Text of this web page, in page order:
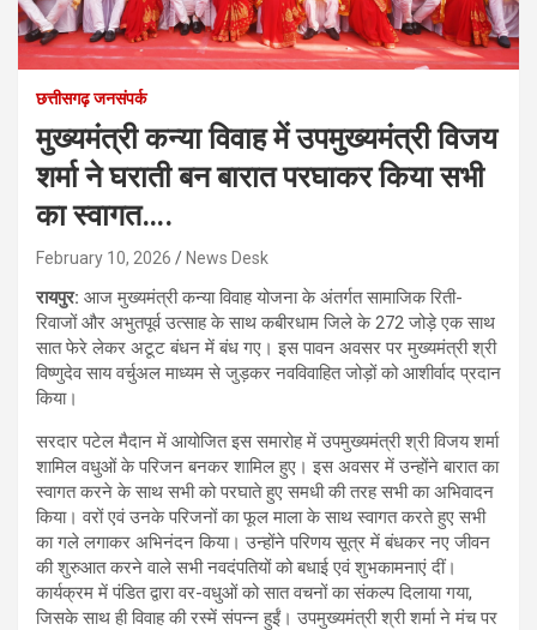
छत्तीसगढ़ जनसंपर्क
मुख्यमंत्री कन्या विवाह में उपमुख्यमंत्री विजय
शर्मा ने घराती बन बारात परघाकर किया सभी
का स्वागत….
February 10, 2026 News Desk
रायपुर: आज मुख्यमंत्री कन्या विवाह योजना के अंतर्गत सामाजिक रिती-
रिवाजों और अभुतपूर्व उत्साह के साथ कबीरधाम जिले के 272 जोड़े एक साथ
सात फेरे लेकर अटूट बंधन में बंध गए। इस पावन अवसर पर मुख्यमंत्री श्री
विष्णुदेव साय वर्चुअल माध्यम से जुड़कर नवविवाहित जोड़ों को आशीर्वाद प्रदान
किया।
सरदार पटेल मैदान में आयोजित इस समारोह में उपमुख्यमंत्री श्री विजय शर्मा
शामिल वधुओं के परिजन बनकर शामिल हुए। इस अवसर में उन्होंने बारात का
स्वागत करने के साथ सभी को परघाते हुए समधी की तरह सभी का अभिवादन
किया। वरों एवं उनके परिजनों का फूल माला के साथ स्वागत करते हुए सभी
का गले लगाकर अभिनंदन किया। उन्होंने परिणय सूत्र में बंधकर नए जीवन
की शुरुआत करने वाले सभी नवदंपतियों को बधाई एवं शुभकामनाएं दीं।
कार्यक्रम में पंडित द्वारा वर-वधुओं को सात वचनों का संकल्प दिलाया गया,
जिसके साथ ही विवाह की रस्में संपन्न हुईं। उपमुख्यमंत्री श्री शर्मा ने मंच पर